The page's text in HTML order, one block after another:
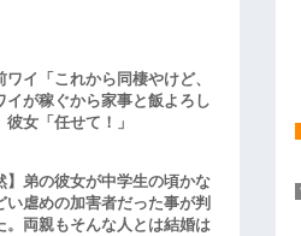
ワイ「これから同棲やけど、
イが稼ぐから家事と飯よろし
彼女「任せて！」
】弟の彼女が中学生の頃かな
い虐めの加害者だった事が判
。両親もそんな人とは結婚は